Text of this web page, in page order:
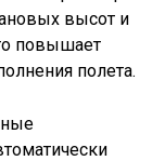
высот и
повышает
полета.